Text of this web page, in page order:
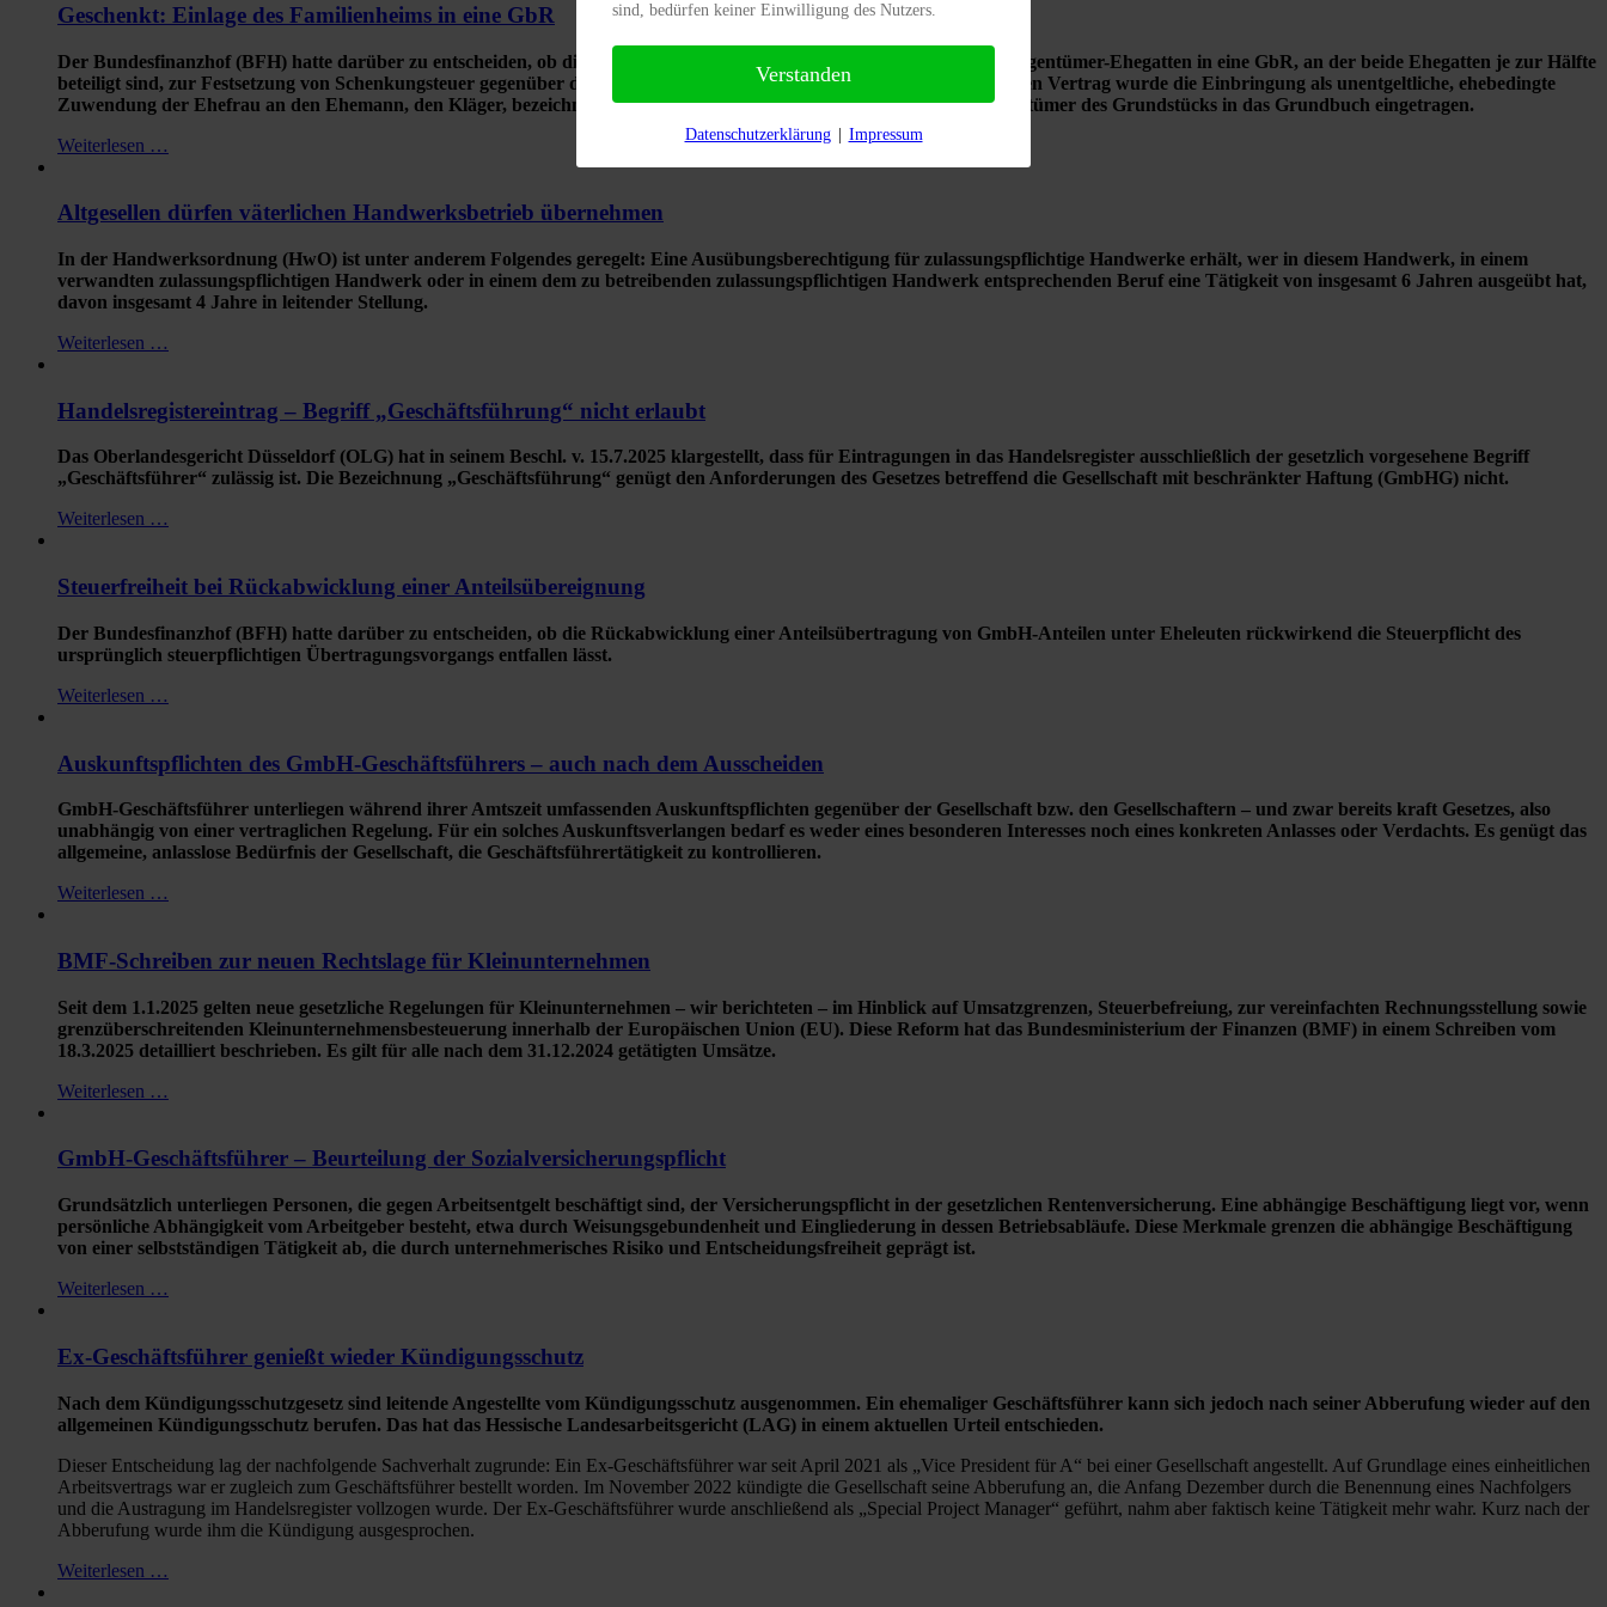
Geschenkt: Einlage des Familienheims in eine GbR
Der Bundesfinanzhof (BFH) hatte darüber zu entscheiden, ob die Einbringung eines Familienheims durch einen Alleineigentümer-Ehegatten in eine GbR, an der beide Ehegatten je zur Hälfte
beteiligt sind, zur Festsetzung von Schenkungsteuer gegenüber dem anderen, beschenkten Ehegatten führt. Im notariellen Vertrag wurde die Einbringung als unentgeltliche, ehebedingte
Zuwendung der Ehefrau an den Ehemann, den Kläger, bezeichnet. Beide Eheleute wurden als Gesellschafter und Eigentümer des Grundstücks in das Grundbuch eingetragen.
Weiterlesen …
Altgesellen dürfen väterlichen Handwerksbetrieb übernehmen
In der Handwerksordnung (HwO) ist unter anderem Folgendes geregelt: Eine Ausübungsberechtigung für zulassungspflichtige Handwerke erhält, wer in diesem Handwerk, in einem
verwandten zulassungspflichtigen Handwerk oder in einem dem zu betreibenden zulassungspflichtigen Handwerk entsprechenden Beruf eine Tätigkeit von insgesamt 6 Jahren ausgeübt hat,
davon insgesamt 4 Jahre in leitender Stellung.
Weiterlesen …
Handelsregistereintrag – Begriff „Geschäftsführung“ nicht erlaubt
Das Oberlandesgericht Düsseldorf (OLG) hat in seinem Beschl. v. 15.7.2025 klargestellt, dass für Eintragungen in das Handelsregister ausschließlich der gesetzlich vorgesehene Begriff
„Geschäftsführer“ zulässig ist. Die Bezeichnung „Geschäftsführung“ genügt den Anforderungen des Gesetzes betreffend die Gesellschaft mit beschränkter Haftung (GmbHG) nicht.
Weiterlesen …
Steuerfreiheit bei Rückabwicklung einer Anteilsübereignung
Der Bundesfinanzhof (BFH) hatte darüber zu entscheiden, ob die Rückabwicklung einer Anteilsübertragung von GmbH-Anteilen unter Eheleuten rückwirkend die Steuerpflicht des
ursprünglich steuerpflichtigen Übertragungsvorgangs entfallen lässt.
Weiterlesen …
Auskunftspflichten des GmbH-Geschäftsführers – auch nach dem Ausscheiden
GmbH-Geschäftsführer unterliegen während ihrer Amtszeit umfassenden Auskunftspflichten gegenüber der Gesellschaft bzw. den Gesellschaftern – und zwar bereits kraft Gesetzes, also
unabhängig von einer vertraglichen Regelung. Für ein solches Auskunftsverlangen bedarf es weder eines besonderen Interesses noch eines konkreten Anlasses oder Verdachts. Es genügt das
allgemeine, anlasslose Bedürfnis der Gesellschaft, die Geschäftsführertätigkeit zu kontrollieren.
Weiterlesen …
BMF-Schreiben zur neuen Rechtslage für Kleinunternehmen
Seit dem 1.1.2025 gelten neue gesetzliche Regelungen für Kleinunternehmen – wir berichteten – im Hinblick auf Umsatzgrenzen, Steuerbefreiung, zur vereinfachten Rechnungsstellung sowie
grenzüberschreitenden Kleinunternehmensbesteuerung innerhalb der Europäischen Union (EU). Diese Reform hat das Bundesministerium der Finanzen (BMF) in einem Schreiben vom
18.3.2025 detailliert beschrieben. Es gilt für alle nach dem 31.12.2024 getätigten Umsätze.
Weiterlesen …
GmbH-Geschäftsführer – Beurteilung der Sozialversicherungspflicht
Grundsätzlich unterliegen Personen, die gegen Arbeitsentgelt beschäftigt sind, der Versicherungspflicht in der gesetzlichen Rentenversicherung. Eine abhängige Beschäftigung liegt vor, wenn
persönliche Abhängigkeit vom Arbeitgeber besteht, etwa durch Weisungsgebundenheit und Eingliederung in dessen Betriebsabläufe. Diese Merkmale grenzen die abhängige Beschäftigung
von einer selbstständigen Tätigkeit ab, die durch unternehmerisches Risiko und Entscheidungsfreiheit geprägt ist.
Weiterlesen …
Ex-Geschäftsführer genießt wieder Kündigungsschutz
Nach dem Kündigungsschutzgesetz sind leitende Angestellte vom Kündigungsschutz ausgenommen. Ein ehemaliger Geschäftsführer kann sich jedoch nach seiner Abberufung wieder auf den
allgemeinen Kündigungsschutz berufen. Das hat das Hessische Landesarbeitsgericht (LAG) in einem aktuellen Urteil entschieden.
Dieser Entscheidung lag der nachfolgende Sachverhalt zugrunde: Ein Ex-Geschäftsführer war seit April 2021 als „Vice President für A“ bei einer Gesellschaft angestellt. Auf Grundlage eines einheitlichen
Arbeitsvertrags war er zugleich zum Geschäftsführer bestellt worden. Im November 2022 kündigte die Gesellschaft seine Abberufung an, die Anfang Dezember durch die Benennung eines Nachfolgers
und die Austragung im Handelsregister vollzogen wurde. Der Ex-Geschäftsführer wurde anschließend als „Special Project Manager“ geführt, nahm aber faktisch keine Tätigkeit mehr wahr. Kurz nach der
Abberufung wurde ihm die Kündigung ausgesprochen.
Weiterlesen …
sind, bedürfen keiner Einwilligung des Nutzers.
Verstanden
Datenschutzerklärung | Impressum